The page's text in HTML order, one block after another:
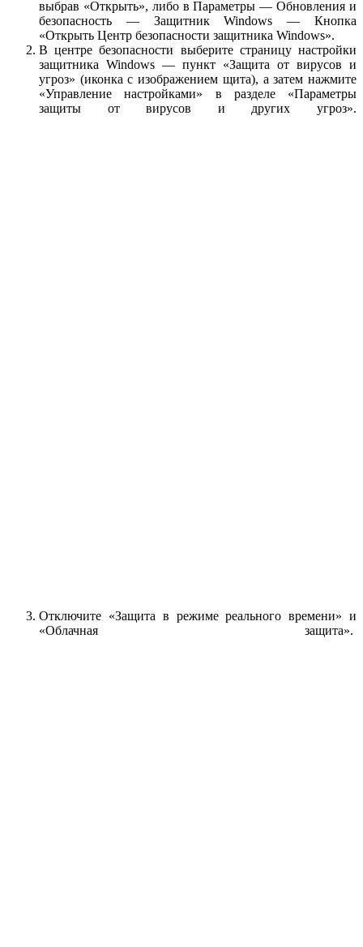
выбрав «Открыть», либо в Параметры — Обновления и
безопасность — Защитник Windows — Кнопка
«Открыть Центр безопасности защитника Windows».
В центре безопасности выберите страницу настройки
защитника Windows — пункт «Защита от вирусов и
угроз» (иконка с изображением щита), а затем нажмите
«Управление настройками» в разделе «Параметры
защиты от вирусов и других угроз».
Отключите «Защита в режиме реального времени» и
«Облачная защита».